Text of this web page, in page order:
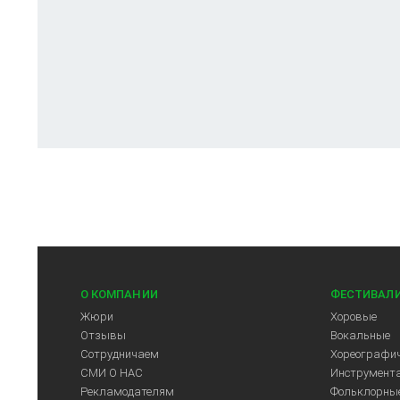
О КОМПАНИИ
Жюри
Отзывы
Сотрудничаем
СМИ О НАС
Рекламодателям
Хоровые
Вокальные